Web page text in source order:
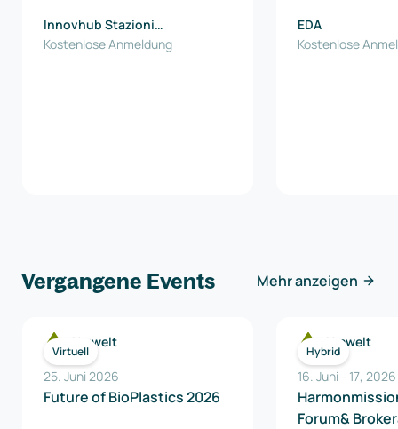
Innovhub Stazioni
Sperimentali per l'Industria
Kostenlose Anmeldung
EDA
Kostenlose
Vergangene Events Mehr anzeigen
Virtuell
Umwelt
25. Juni 2026
Future of BioPlastics 2026
Hybrid
Umwelt
16. Juni - 17, 2026
Forum&